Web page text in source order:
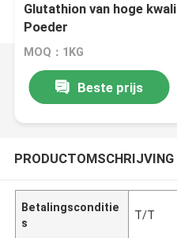
Glutathion van hoge
Poeder
MOQ：1KG
Beste prijs
PRODUCTOMSCHRIJVING
Betalingsconditie
s
T/T